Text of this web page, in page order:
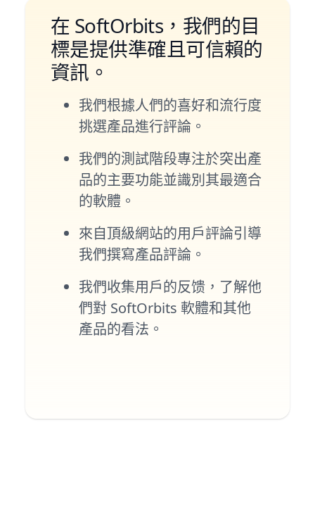
在 SoftOrbits，我們的目
標是提供準確且可信賴的
資訊。
我們根據人們的喜好和流行度
挑選產品進行評論。
我們的測試階段專注於突出產
品的主要功能並識別其最適合
的軟體。
來自頂級網站的用戶評論引導
我們撰寫產品評論。
我們收集用戶的反馈，了解他
們對 SoftOrbits 軟體和其他
產品的看法。